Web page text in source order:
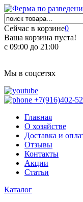
Сейчас в корзине0
Ваша корзина пуста!
с 09:00 до 21:00
Мы в соцсетях
+7(916)402-
Главная
О хозяйстве
Доставка и
Отзывы
Контакты
Акции
Статьи
Каталог